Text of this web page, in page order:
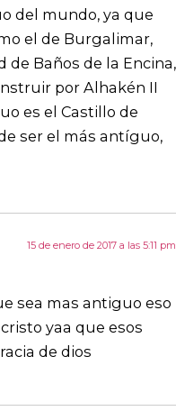
del mundo, ya que
el de Burgalimar,
de Baños de la Encina,
por Alhakén II
es el Castillo de
ser el más antíguo,
15 de enero de 2017 a las 5:11 pm
sea mas antiguo eso
yaa que esos
de dios